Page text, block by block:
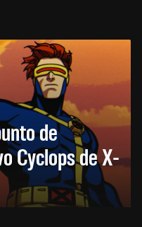
de
Cyclops de X-